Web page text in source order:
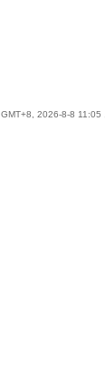
GMT+8, 2026-8-8 11:05